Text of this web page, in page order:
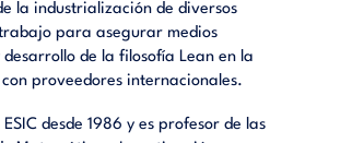
la industrialización de diversos
para asegurar medios
de la filosofía Lean en la
proveedores internacionales.
desde 1986 y es profesor de las